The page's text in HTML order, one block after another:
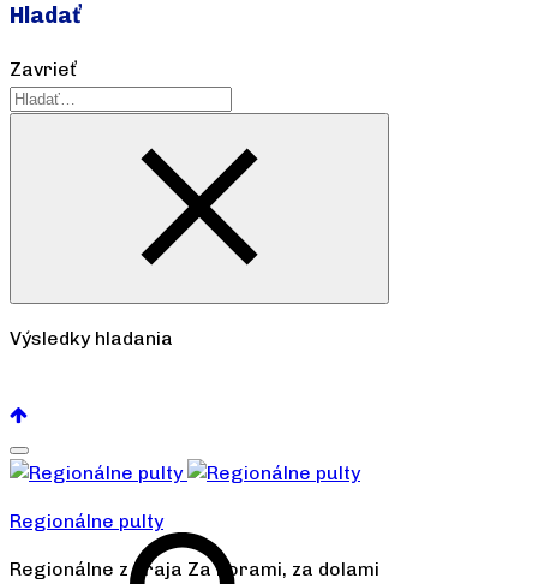
Hladať
Zavrieť
Výsledky hladania
Regionálne pulty
Regionálne z kraja Za horami, za dolami